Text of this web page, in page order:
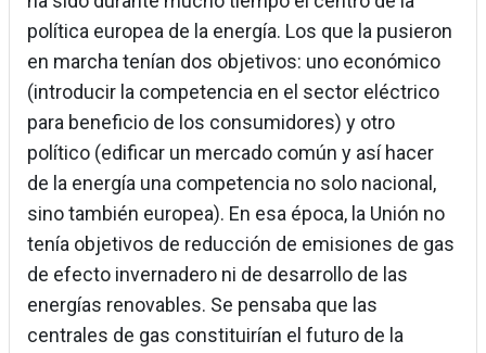
política europea de la energía. Los que la pusieron
en marcha tenían dos objetivos: uno económico
(introducir la competencia en el sector eléctrico
para beneficio de los consumidores) y otro
político (edificar un mercado común y así hacer
de la energía una competencia no solo nacional,
sino también europea). En esa época, la Unión no
tenía objetivos de reducción de emisiones de gas
de efecto invernadero ni de desarrollo de las
energías renovables. Se pensaba que las
centrales de gas constituirían el futuro de la